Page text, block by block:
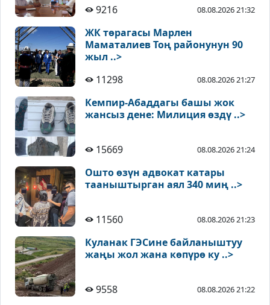
9216 08.08.2026 21:32
ЖК төрагасы Марлен
Маматалиев Тоң районунун 90
жыл ..>
11298
08.08.2026 21:27
Кемпир-Абаддагы башы жок
жансыз дене: Милиция өздү ..>
15669 08.08.2026 21:24
Ошто өзүн адвокат катары
тааныштырган аял 340 миң ..>
11560 08.08.2026 21:23
Куланак ГЭСине байланыштуу
жаңы жол жана көпүрө ку ..>
9558 08.08.2026 21:22